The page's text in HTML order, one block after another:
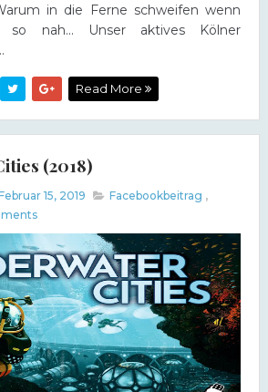
in die Ferne schweifen wenn
nah... Unser aktives Kölner
Read More
(2018)
15, 2019 Facebookbeitrag ,